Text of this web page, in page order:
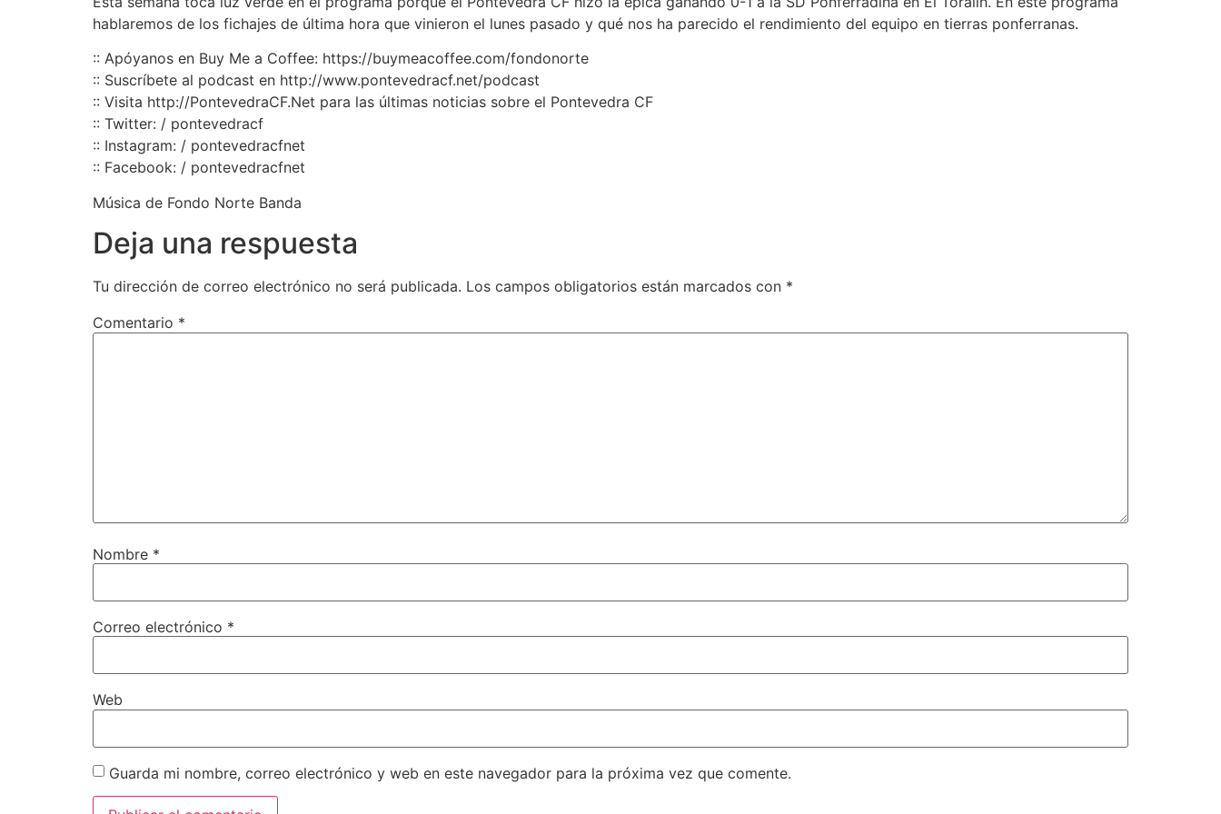
Apple Podcasts Spotify iVoox
RSS FEED
hablaremos de los fichajes de última hora que vinieron el lunes pasado y qué nos ha parecido el rendimiento del equipo en tierras ponferranas.
:: Apóyanos en Buy Me a Coffee: https://buymeacoffee.com/fondonorte
:: Suscríbete al podcast en http://www.pontevedracf.net/podcast
️:: Visita http://PontevedraCF.Net para las últimas noticias sobre el Pontevedra CF
️:: ️️Twitter: / pontevedracf
️:: Instagram: / pontevedracfnet
️:: ️️Facebook: / pontevedracfnet
Música de Fondo Norte Banda
Deja una respuesta
Tu dirección de correo electrónico no será publicada. Los campos obligatorios están marcados con *
Comentario *
Nombre *
Correo electrónico *
Web
Guarda mi nombre, correo electrónico y web en este navegador para la próxima vez que comente.